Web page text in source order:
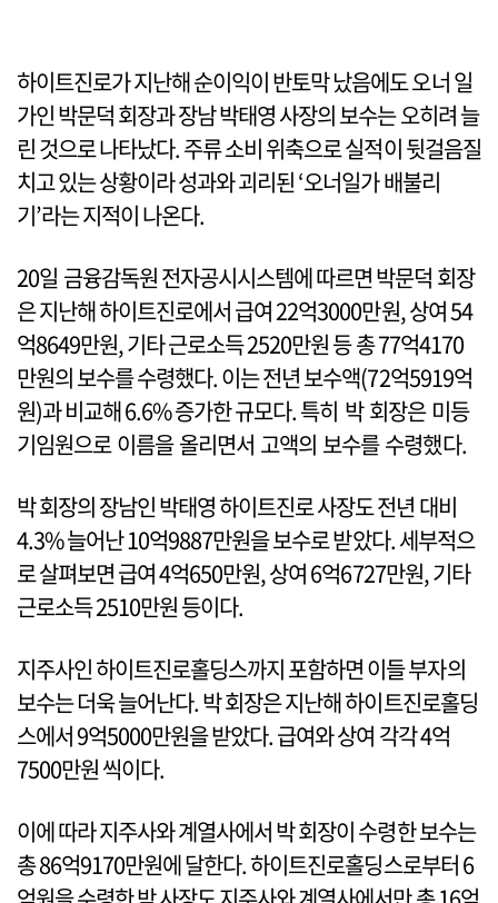
하이트진로가 지난해 순이익이 반토막 났음에도 오너 일
가인 박문덕 회장과 장남 박태영 사장의 보수는 오히려 늘
린 것으로 나타났다. 주류 소비 위축으로 실적이 뒷걸음질
치고 있는 상황이라 성과와 괴리된 ‘오너일가 배불리
기’라는 지적이 나온다.
20일 금융감독원 전자공시시스템에 따르면 박문덕 회장
은 지난해 하이트진로에서 급여 22억3000만원, 상여 54
억8649만원, 기타 근로소득 2520만원 등 총 77억4170
만원의 보수를 수령했다. 이는 전년 보수액(72억5919억
원)과 비교해 6.6% 증가한 규모다. 특히 박 회장은 미등
기임원으로 이름을 올리면서 고액의 보수를 수령했다.
박 회장의 장남인 박태영 하이트진로 사장도 전년 대비
4.3% 늘어난 10억9887만원을 보수로 받았다. 세부적으
로 살펴보면 급여 4억650만원, 상여 6억6727만원, 기타
근로소득 2510만원 등이다.
지주사인 하이트진로홀딩스까지 포함하면 이들 부자의
보수는 더욱 늘어난다. 박 회장은 지난해 하이트진로홀딩
스에서 9억5000만원을 받았다. 급여와 상여 각각 4억
7500만원 씩이다.
이에 따라 지주사와 계열사에서 박 회장이 수령한 보수는
총 86억9170만원에 달한다. 하이트진로홀딩스로부터 6